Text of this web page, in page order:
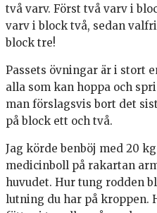
två varv. Först två varv i
varv i block två, sedan
block tre!
Passets övningar är i stort
alla som kan hoppa och
man förslagsvis bort det
på block ett och två.
Jag körde benböj med 20
medicinboll på rakartan
huvudet. Hur tung rodden
lutning du har på kroppen.